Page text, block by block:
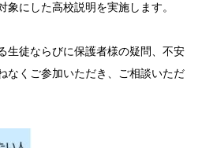
にした高校説明を実施します。
生徒ならびに保護者様の疑問、不安
なくご参加いただき、ご相談いただ